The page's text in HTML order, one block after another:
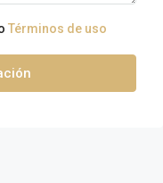
Términos de uso